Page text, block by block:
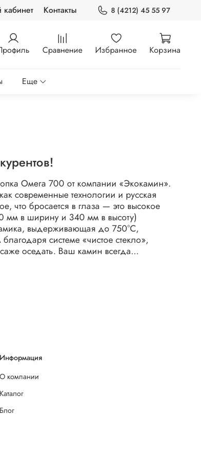
Контакты 8 (4212) 45 55 97
Сравнение Избранное Корзина
Еще
Омега 700 от компании «Экокамин».
современные технологии и русская
бросается в глаза — это высокое
мм в ширину и 340 мм в высоту)
выдерживающая до 750°C,
системе «чистое стекло»,
оседать. Ваш камин всегда...
Информация
О компании
Каталог
Блог